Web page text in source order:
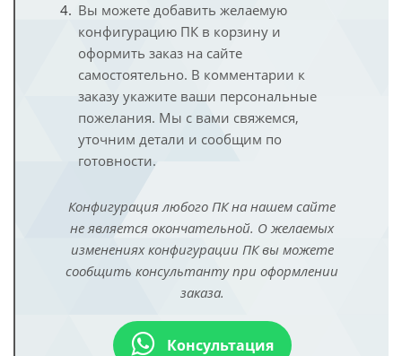
Вы можете добавить желаемую
конфигурацию ПК в корзину и
оформить заказ на сайте
самостоятельно. В комментарии к
заказу укажите ваши персональные
пожелания. Мы с вами свяжемся,
уточним детали и сообщим по
готовности.
Конфигурация любого ПК на нашем сайте
не является окончательной. О желаемых
изменениях конфигурации ПК вы можете
сообщить консультанту при оформлении
заказа.
Консультация